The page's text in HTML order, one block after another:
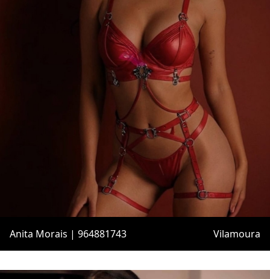
Anita Morais | 964881743 Vilamoura